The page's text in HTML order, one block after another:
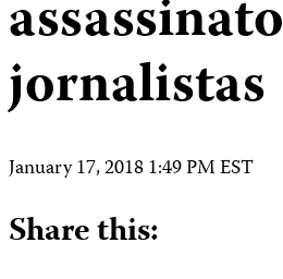
jornalistas
January 17, 2018 1:49 PM EST
Share this: